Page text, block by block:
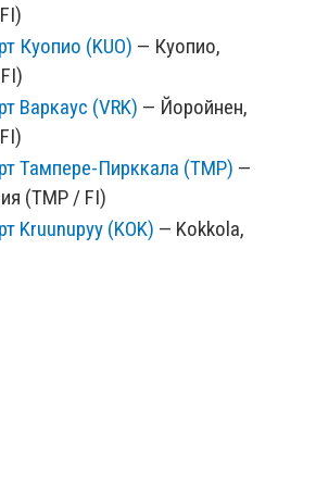
Куопио (KUO) — Куопио,
Варкаус (VRK) — Йоройнен,
Тампере-Пирккала (TMP) —
(TMP / FI)
Kruunupyy (KOK) — Kokkola,